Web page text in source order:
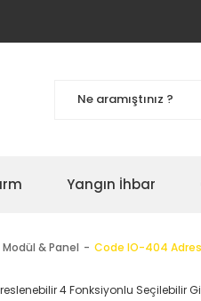
Yangın İhbar
Modül & Panel Code IO-404